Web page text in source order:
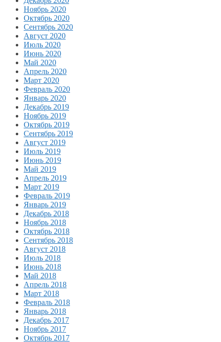
Ноябрь 2020
Октябрь 2020
Сентябрь 2020
Август 2020
Июль 2020
Июнь 2020
Май 2020
Апрель 2020
Март 2020
Февраль 2020
Январь 2020
Декабрь 2019
Ноябрь 2019
Октябрь 2019
Сентябрь 2019
Август 2019
Июль 2019
Июнь 2019
Май 2019
Апрель 2019
Март 2019
Февраль 2019
Январь 2019
Декабрь 2018
Ноябрь 2018
Октябрь 2018
Сентябрь 2018
Август 2018
Июль 2018
Июнь 2018
Май 2018
Апрель 2018
Март 2018
Февраль 2018
Январь 2018
Декабрь 2017
Ноябрь 2017
Октябрь 2017